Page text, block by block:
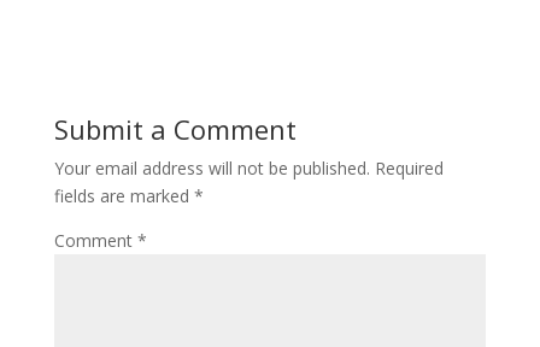
Submit a Comment
Your email address will not be published. Required
fields are marked *
Comment *